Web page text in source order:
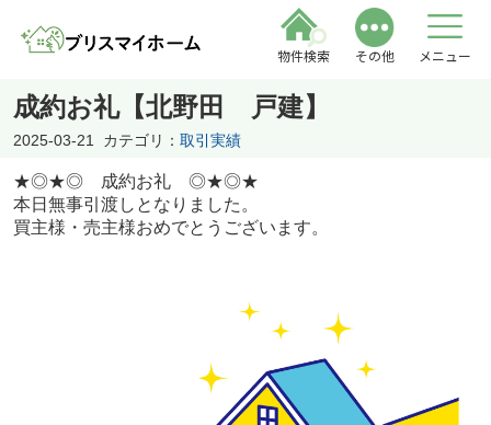
物件検索 その他 メニュー
成約お礼【北野田 戸建】
2025-03-21 カテゴリ： 取引実績
★◎★◎ 成約お礼 ◎★◎★
本日無事引渡しとなりました。
買主様・売主様おめでとうございます。